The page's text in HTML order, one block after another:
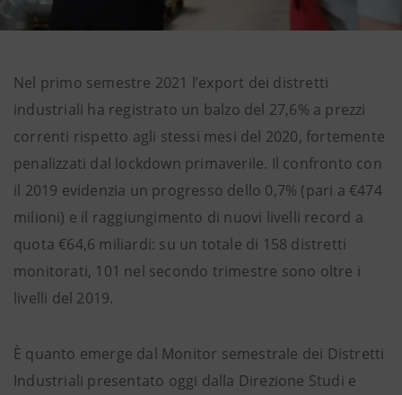
Nel primo semestre 2021 l’export dei distretti
industriali ha registrato un balzo del 27,6% a prezzi
correnti rispetto agli stessi mesi del 2020, fortemente
penalizzati dal lockdown primaverile. Il confronto con
il 2019 evidenzia un progresso dello 0,7% (pari a €474
milioni) e il raggiungimento di nuovi livelli record a
quota €64,6 miliardi: su un totale di 158 distretti
monitorati, 101 nel secondo trimestre sono oltre i
livelli del 2019.
È quanto emerge dal Monitor semestrale dei Distretti
Industriali presentato oggi dalla Direzione Studi e